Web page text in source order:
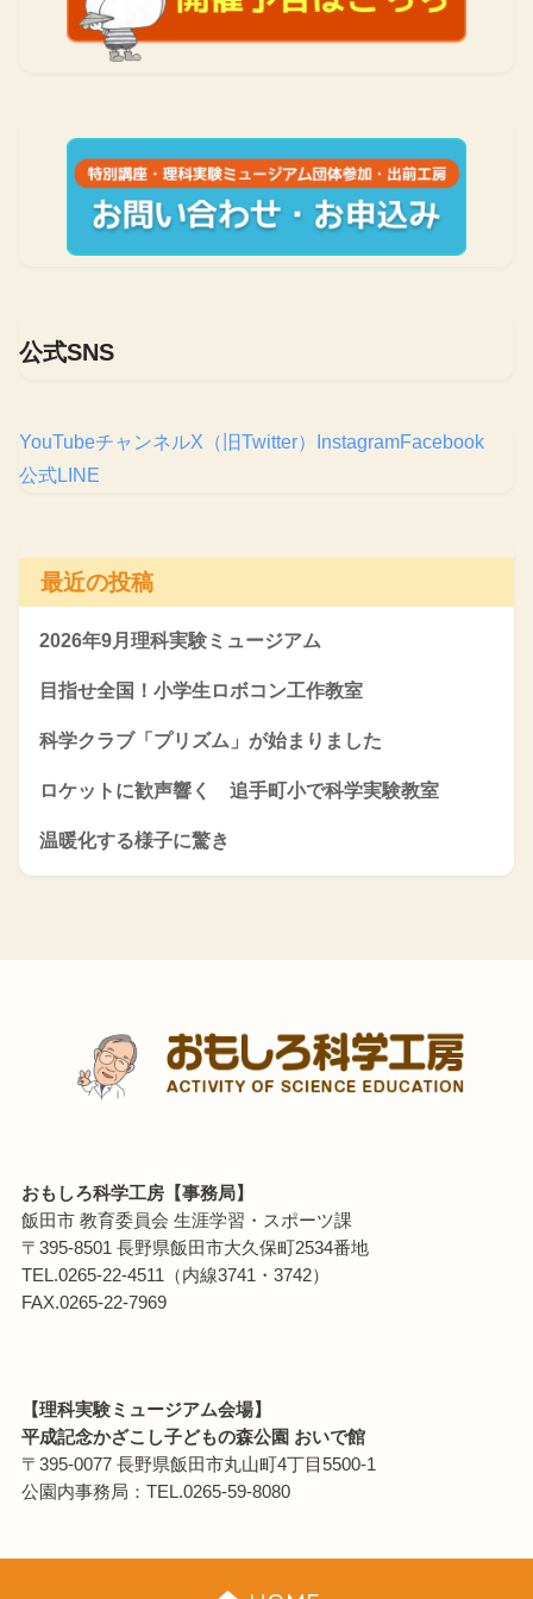
公式SNS
YouTubeチャンネルX（旧Twitter） InstagramFacebook
公式LINE
最近の投稿
2026年9月理科実験ミュージアム
目指せ全国！小学生ロボコン工作教室
科学クラブ「プリズム」が始まりました
ロケットに歓声響く 追手町小で科学実験教室
温暖化する様子に驚き
おもしろ科学工房【事務局】
飯田市 教育委員会 生涯学習・スポーツ課
〒395-8501 長野県飯田市大久保町2534番地
TEL.0265-22-4511（内線3741・3742）
FAX.0265-22-7969
【理科実験ミュージアム会場】
平成記念かざこし子どもの森公園 おいで館
〒395-0077 長野県飯田市丸山町4丁目5500-1
公園内事務局：TEL.0265-59-8080